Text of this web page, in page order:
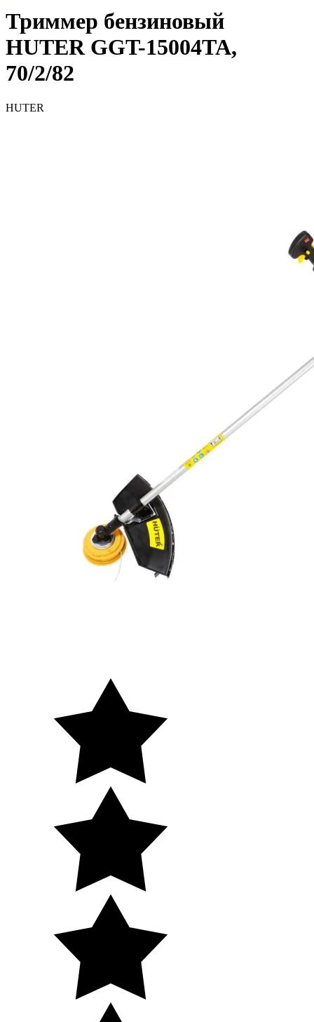
Триммер бензиновый
HUTER GGT-15004TA,
70/2/82
HUTER